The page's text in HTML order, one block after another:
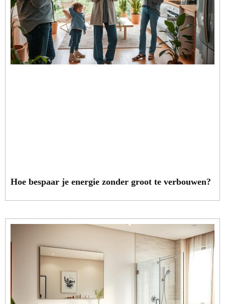
Hoe bespaar je energie zonder groot te verbouwen?